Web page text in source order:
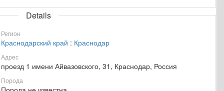
Details
Регион
Краснодарский край : Краснодар
Адрес
проезд 1 имени Айвазовского, 31, Краснодар, Россия
Порода